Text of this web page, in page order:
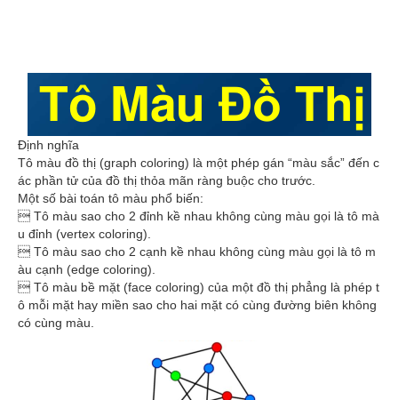
Định nghĩa
Tô màu đồ thị (graph coloring) là một phép gán “màu sắc” đến c
ác phần tử của đồ thị thỏa mãn ràng buộc cho trước.
Một số bài toán tô màu phổ biến:
 Tô màu sao cho 2 đỉnh kề nhau không cùng màu gọi là tô mà
u đỉnh (vertex coloring).
 Tô màu sao cho 2 cạnh kề nhau không cùng màu gọi là tô m
àu cạnh (edge coloring).
 Tô màu bề mặt (face coloring) của một đồ thị phẳng là phép t
ô mỗi mặt hay miền sao cho hai mặt có cùng đường biên không
có cùng màu.